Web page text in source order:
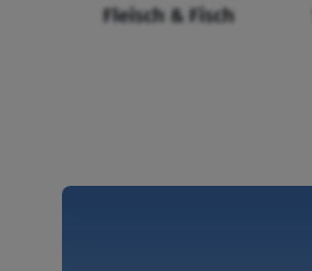
Fleisch & Fisch